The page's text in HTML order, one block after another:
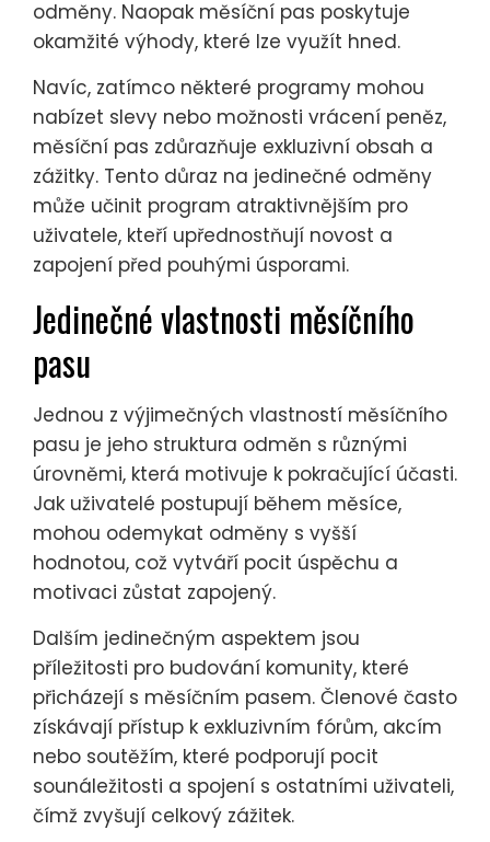
odměny. Naopak měsíční pas poskytuje
okamžité výhody, které lze využít hned.
Navíc, zatímco některé programy mohou
nabízet slevy nebo možnosti vrácení peněz,
měsíční pas zdůrazňuje exkluzivní obsah a
zážitky. Tento důraz na jedinečné odměny
může učinit program atraktivnějším pro
uživatele, kteří upřednostňují novost a
zapojení před pouhými úsporami.
Jedinečné vlastnosti měsíčního
pasu
Jednou z výjimečných vlastností měsíčního
pasu je jeho struktura odměn s různými
úrovněmi, která motivuje k pokračující účasti.
Jak uživatelé postupují během měsíce,
mohou odemykat odměny s vyšší
hodnotou, což vytváří pocit úspěchu a
motivaci zůstat zapojený.
Dalším jedinečným aspektem jsou
příležitosti pro budování komunity, které
přicházejí s měsíčním pasem. Členové často
získávají přístup k exkluzivním fórům, akcím
nebo soutěžím, které podporují pocit
sounáležitosti a spojení s ostatními uživateli,
čímž zvyšují celkový zážitek.